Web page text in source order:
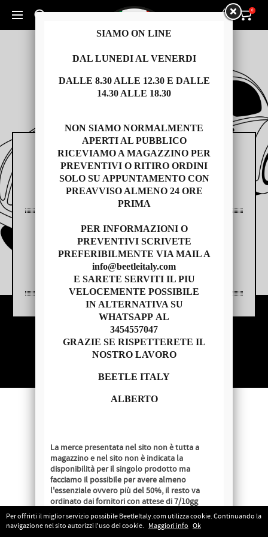
Cerca un prodotto... 0 0
Per offrirti il miglior servizio possibile BeetleItaly.com utilizza cookie. Continuando la
navigazione nel sito autorizzi l'uso dei cookie. Maggiori info Ok
RICAMBI
AUTO USATE
Copyright © 2014 - BEETLE ITALY
P.IVA 04209620279
SIAMO ON LINE
DAL LUNEDI AL VENERDI
DALLE 8.30 ALLE 12.30 E DALLE
14.30 ALLE 18.30
NON SIAMO NORMALMENTE
APERTI AL PUBBLICO
RICEVIAMO A MAGAZZINO PER
PREVENTIVI O RITIRO ORDINI
SOLO SU APPUNTAMENTO CON
PREAVVISO ALMENO 24 ORE
PRIMA
PER INFORMAZIONI O
PREVENTIVI SCRIVETE
PREFERIBILMENTE VIA MAIL A
info@beetleitaly.com
E SARETE SERVITI IL PIU
VELOCEMENTE POSSIBILE
IN ALTERNATIVA SU
WHATSAPP AL
3454557047
GRAZIE SE RISPETTERETE IL
NOSTRO LAVORO
BEETLE ITALY
ALBERTO
La merce presentata nel sito non è tutta a
magazzino e nel sito non è indicata la
disponibilità per il singolo prodotto ma
facciamo il possibile per avere almeno
l'essenziale ovvero più del 50%, il resto va
ordinato dai fornitori con attese di 7/10gg
lavorativi salvo disponibilità al momento
dell'ordine.